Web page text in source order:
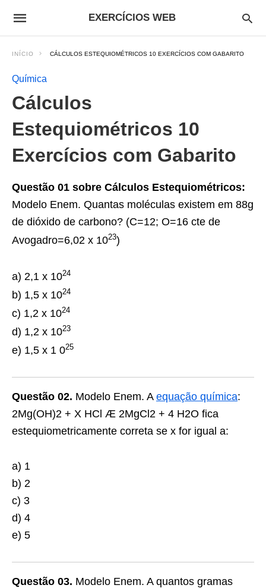
EXERCÍCIOS WEB
INÍCIO CÁLCULOS ESTEQUIOMÉTRICOS 10 EXERCÍCIOS COM GABARITO
Química
Cálculos
Estequiométricos 10
Exercícios com Gabarito
Questão 01 sobre Cálculos Estequiométricos:
Modelo Enem. Quantas moléculas existem em 88g
de dióxido de carbono? (C=12; O=16 cte de
Avogadro=6,02 x 1023)
a) 2,1 x 1024
b) 1,5 x 1024
c) 1,2 x 1024
d) 1,2 x 1023
e) 1,5 x 1 025
Questão 02. Modelo Enem. A equação química:
2Mg(OH)2 + X HCl Æ 2MgCl2 + 4 H2O fica
estequiometricamente correta se x for igual a:
a) 1
b) 2
c) 3
d) 4
e) 5
Questão 03. Modelo Enem. A quantos gramas